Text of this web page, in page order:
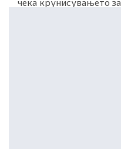
чека крунисувањето за